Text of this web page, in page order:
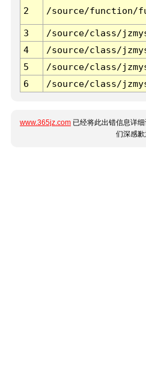
2 /source/function/
3 /source/class/
4
/source/class/
5
/source/class/
6
/source/class/
www.365jz.com 已经将此出错信息详
们深感歉